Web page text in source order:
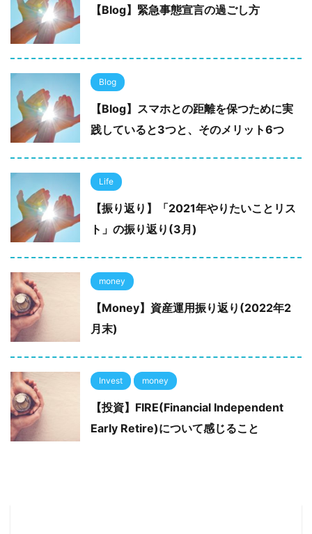
【Blog】緊急事態宣言の過ごし方
Blog
【Blog】スマホとの距離を保つために実
践していると3つと、そのメリット6つ
Life
【振り返り】「2021年やりたいことリス
ト」の振り返り(3月)
money
【Money】資産運用振り返り(2022年2
月末)
Invest money
【投資】FIRE(Financial Independent
Early Retire)について感じること